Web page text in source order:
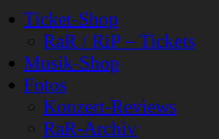
Ticket-Shop
RaR / RiP – Tickets
Musik-Shop
Fotos
Konzert-Reviews
RaR-Archiv